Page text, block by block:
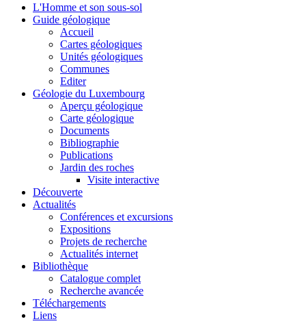
L'Homme et son sous-sol
Guide géologique
Accueil
Cartes géologiques
Unités géologiques
Communes
Editer
Géologie du Luxembourg
Aperçu géologique
Carte géologique
Documents
Bibliographie
Publications
Jardin des roches
Visite interactive
Découverte
Actualités
Conférences et excursions
Expositions
Projets de recherche
Actualités internet
Bibliothèque
Catalogue complet
Recherche avancée
Téléchargements
Liens